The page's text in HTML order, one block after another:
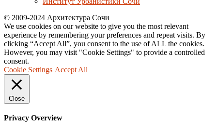
© 2009-2024 Архитектура Сочи
We use cookies on our website to give you the most relevant
experience by remembering your preferences and repeat visits. By
clicking “Accept All”, you consent to the use of ALL the cookies.
However, you may visit "Cookie Settings" to provide a controlled
consent.
Cookie Settings Accept All
Close
Privacy Overview